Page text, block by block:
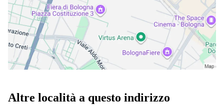
Altre località a questo indirizzo